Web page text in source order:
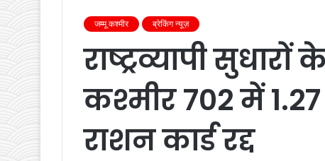
जम्मू कश्मीर ब्रेकिंग न्यूज़
राष्ट्रव्यापी
कश्मीर 702 में
राशन कार्ड रद्द